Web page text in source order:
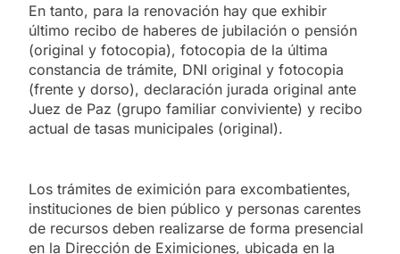
En tanto, para la renovación hay que exhibir
último recibo de haberes de jubilación o pensión
(original y fotocopia), fotocopia de la última
constancia de trámite, DNI original y fotocopia
(frente y dorso), declaración jurada original ante
Juez de Paz (grupo familiar conviviente) y recibo
actual de tasas municipales (original).
Los trámites de eximición para excombatientes,
instituciones de bien público y personas carentes
de recursos deben realizarse de forma presencial
en la Dirección de Eximiciones, ubicada en la